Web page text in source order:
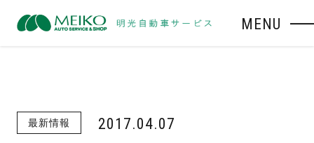
MENU
最新情報 2017.04.07